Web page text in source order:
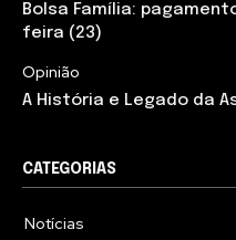
Bolsa Família:
feira (23)
Opinião
A História e Legado da
CATEGORIAS
Notícias